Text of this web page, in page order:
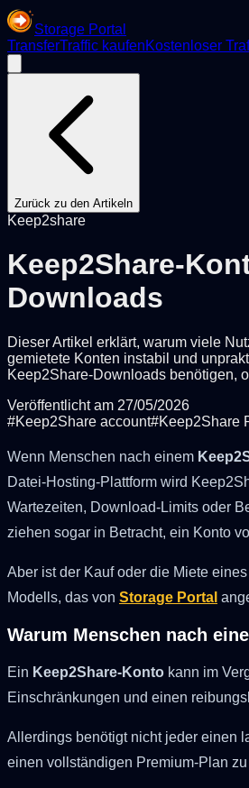
Storage Portal
TransferTraffic kaufenKostenloser
Zurück zu den Artikeln
Keep2share
Keep2Share-
Downloads
Dieser Artikel erklärt, warum viele
gemietete Konten instabil und
Keep2Share-Downloads benötigen,
Veröffentlicht am 27/05/2026
#Keep2Share account#Keep2Share
Wenn Menschen nach einem
Datei-Hosting-Plattform wird
Wartezeiten, Download-Limits oder
ziehen sogar in Betracht, ein Konto
Aber ist der Kauf oder die Miete
Modells, das von Storage Portal
Warum Menschen nach
Ein Keep2Share-Konto kann im
Einschränkungen und einen
Allerdings benötigt nicht jeder einen
einen vollständigen Premium-Plan